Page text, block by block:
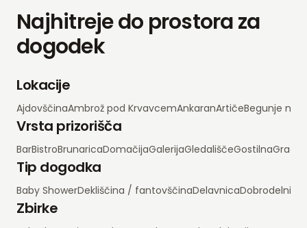
Najhitreje do prostora za
dogodek
Lokacije
AjdovščinaAmbrož pod KrvavcemAnkaranArtičeBegunje na
Vrsta prizorišča
BarBistroBrunaricaDomačijaGalerijaGledališčeGostilnaGrad
Tip dogodka
Baby ShowerDekliščina / fantovščinaDelavnicaDobrodelni
Zbirke